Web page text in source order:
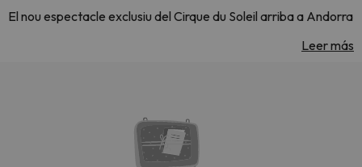
El nou espectacle exclusiu del Cirque du Soleil arriba a Andorra
Leer más